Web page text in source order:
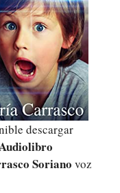
descargar
Soriano voz